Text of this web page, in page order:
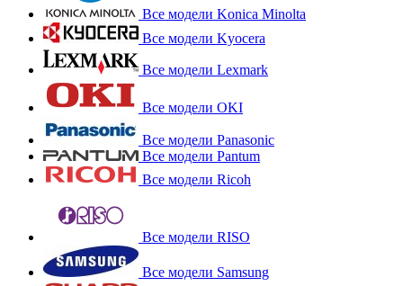
Все модели Konica Minolta
Все модели Kyocera
Все модели Lexmark
Все модели OKI
Все модели Panasonic
Все модели Pantum
Все модели Ricoh
Все модели RISO
Все модели Samsung